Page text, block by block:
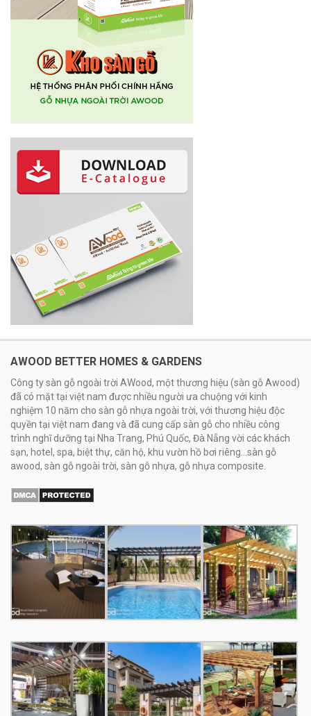
AWOOD BETTER HOMES & GARDENS
Công ty sàn gỗ ngoài trời AWood, một thương hiệu (sàn gỗ Awood)
đã có mặt tại việt nam được nhiều người ưa chuộng với kinh
nghiệm 10 năm cho sàn gỗ nhựa ngoài trời, với thương hiệu độc
quyền tại việt nam đang và đã cung cấp sàn gỗ cho nhiều công
trình nghĩ dưỡng tại Nha Trang, Phú Quốc, Đà Nẵng vời các khách
sạn, hotel, spa, biệt thự, căn hộ, khu vườn hồ bơi riêng...sàn gỗ
awood, sàn gỗ ngoài trời, sàn gỗ nhựa, gỗ nhựa composite.